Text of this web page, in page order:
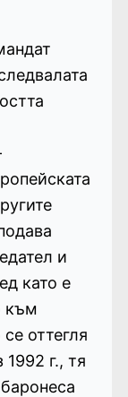
и
като е
към
оттегля
г., тя